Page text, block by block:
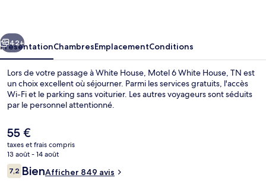
TN
Suivant
42+
PrésentationChambresEmplacementConditions
Lors de votre passage à White House, Motel 6 White House, TN est
un choix excellent où séjourner. Parmi les services gratuits, l'accès
Wi-Fi et le parking sans voiturier. Les autres voyageurs sont séduits
par le personnel attentionné.
Le
prix
actuel
est
de
55 €
taxes et frais compris
13 août - 14 août
Avis
voyageurs
7,27,2 sur 10
BienAfficher 849 avis